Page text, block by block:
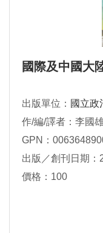
國際及中國大
出版單位： 國立政
作/編/譯者：李國
GPN：
出版／創刊日期：
價格：100